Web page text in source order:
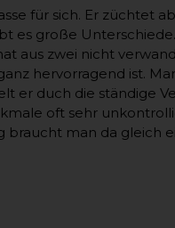
für sich. Er züchtet
es große
aus zwei nicht
hervorragend ist.
er duch die ständige
oft sehr
braucht man da gleich